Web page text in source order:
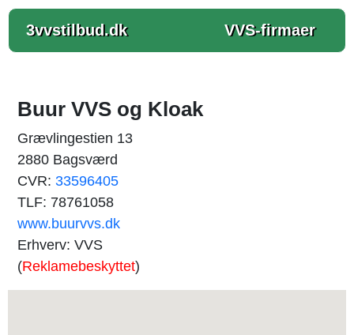
3vvstilbud.dk VVS-firmaer
Buur VVS og Kloak
Grævlingestien 13
2880 Bagsværd
CVR: 33596405
TLF: 78761058
www.buurvvs.dk
Erhverv: VVS
(Reklamebeskyttet)